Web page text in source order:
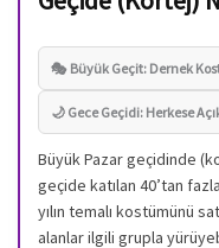
🎭 Büyük Geçit: Dernek
🌙 Gece Geçidi: Herkese
Büyük Pazar geçidinde
geçide katılan 40’tan
yılın temalı kostümünü
alanlar ilgili grupla